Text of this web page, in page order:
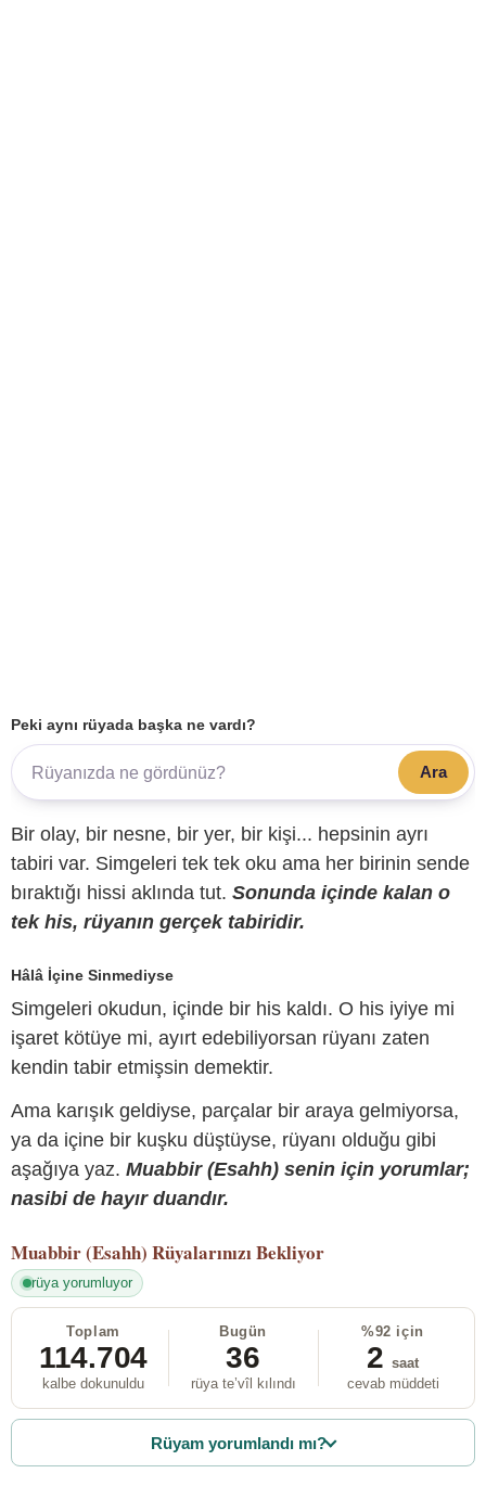
Peki aynı rüyada başka ne vardı?
Ara
Bir olay, bir nesne, bir yer, bir kişi... hepsinin ayrı
tabiri var. Simgeleri tek tek oku ama her birinin sende
bıraktığı hissi aklında tut. Sonunda içinde kalan o
tek his, rüyanın gerçek tabiridir.
Hâlâ İçine Sinmediyse
Simgeleri okudun, içinde bir his kaldı. O his iyiye mi
işaret kötüye mi, ayırt edebiliyorsan rüyanı zaten
kendin tabir etmişsin demektir.
Ama karışık geldiyse, parçalar bir araya gelmiyorsa,
ya da içine bir kuşku düştüyse, rüyanı olduğu gibi
aşağıya yaz. Muabbir (Esahh) senin için yorumlar;
nasibi de hayır duandır.
Muabbir (Esahh) Rüyalarınızı Bekliyor
rüya yorumluyor
Toplam
114.704
kalbe dokunuldu
Bugün
36
rüya te’vîl kılındı
%92 için
2 saat
cevab müddeti
Rüyam yorumlandı mı?